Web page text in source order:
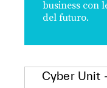
business con
del futuro.
Cyber Unit